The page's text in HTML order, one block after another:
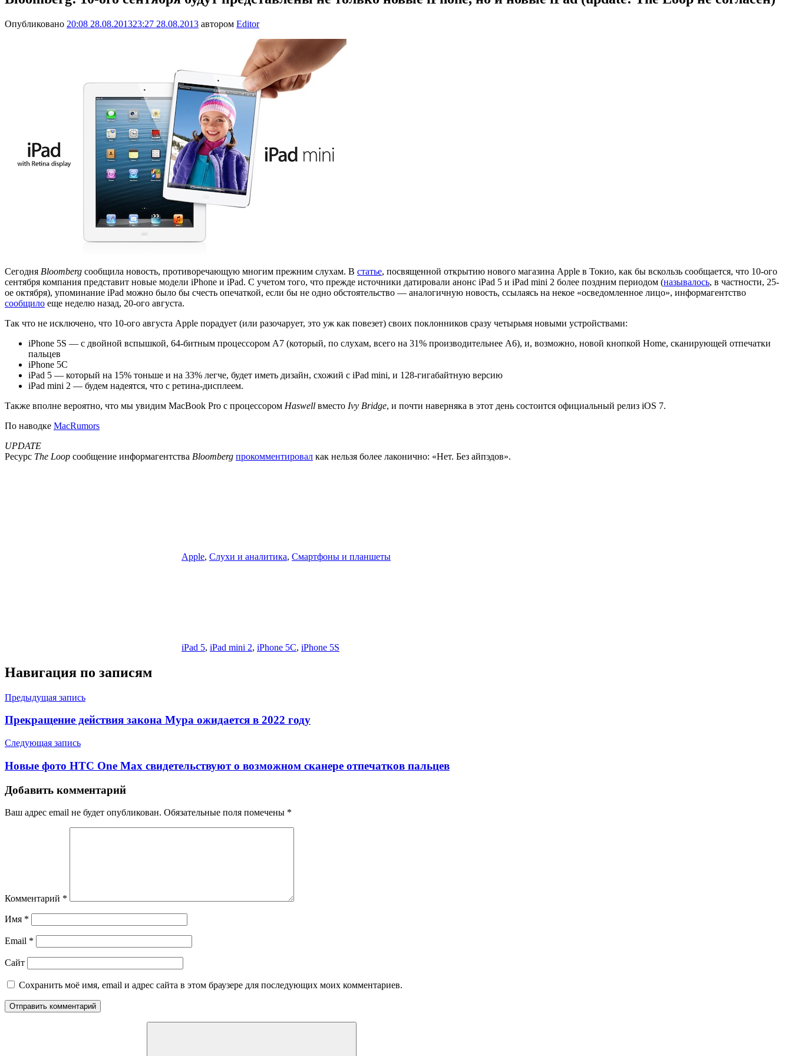
Опубликовано 20:08 28.08.201323:27 28.08.2013 автором Editor
Сегодня Bloomberg сообщила новость, противоречающую многим прежним слухам. В статье, посвященной открытию нового магазина Apple в Токио, как бы вскользь сообщается, что 10-ого
сентября компания представит новые модели iPhone и iPad. С учетом того, что прежде источники датировали анонс iPad 5 и iPad mini 2 более поздним периодом (называлось, в частности, 25-
ое октября), упоминание iPad можно было бы счесть опечаткой, если бы не одно обстоятельство — аналогичную новость, ссылаясь на некое «осведомленное лицо», информагентство
сообщило еще неделю назад, 20-ого августа.
Так что не исключено, что 10-ого августа Apple порадует (или разочарует, это уж как повезет) своих поклонников сразу четырьмя новыми устройствами:
iPhone 5S — с двойной вспышкой, 64-битным процессором A7 (который, по слухам, всего на 31% производительнее A6), и, возможно, новой кнопкой Home, сканирующей отпечатки
пальцев
iPhone 5C
iPad 5 — который на 15% тоньше и на 33% легче, будет иметь дизайн, схожий с iPad mini, и 128-гигабайтную версию
iPad mini 2 — будем надеятся, что с ретина-дисплеем.
Также вполне вероятно, что мы увидим MacBook Pro с процессором Haswell вместо Ivy Bridge, и почти наверняка в этот день состоится официальный релиз iOS 7.
По наводке MacRumors
UPDATE
Ресурс The Loop сообщение информагентства Bloomberg прокомментировал как нельзя более лаконично: «Нет. Без айпэдов».
Apple, Слухи и аналитика, Смартфоны и планшеты
iPad 5, iPad mini 2, iPhone 5C, iPhone 5S
Навигация по записям
Предыдущая запись
Прекращение действия закона Мура ожидается в 2022 году
Следующая запись
Новые фото HTC One Max свидетельствуют о возможном сканере отпечатков пальцев
Добавить комментарий
Ваш адрес email не будет опубликован. Обязательные поля помечены *
Комментарий *
Имя *
Email *
Сайт
Сохранить моё имя, email и адрес сайта в этом браузере для последующих моих комментариев.